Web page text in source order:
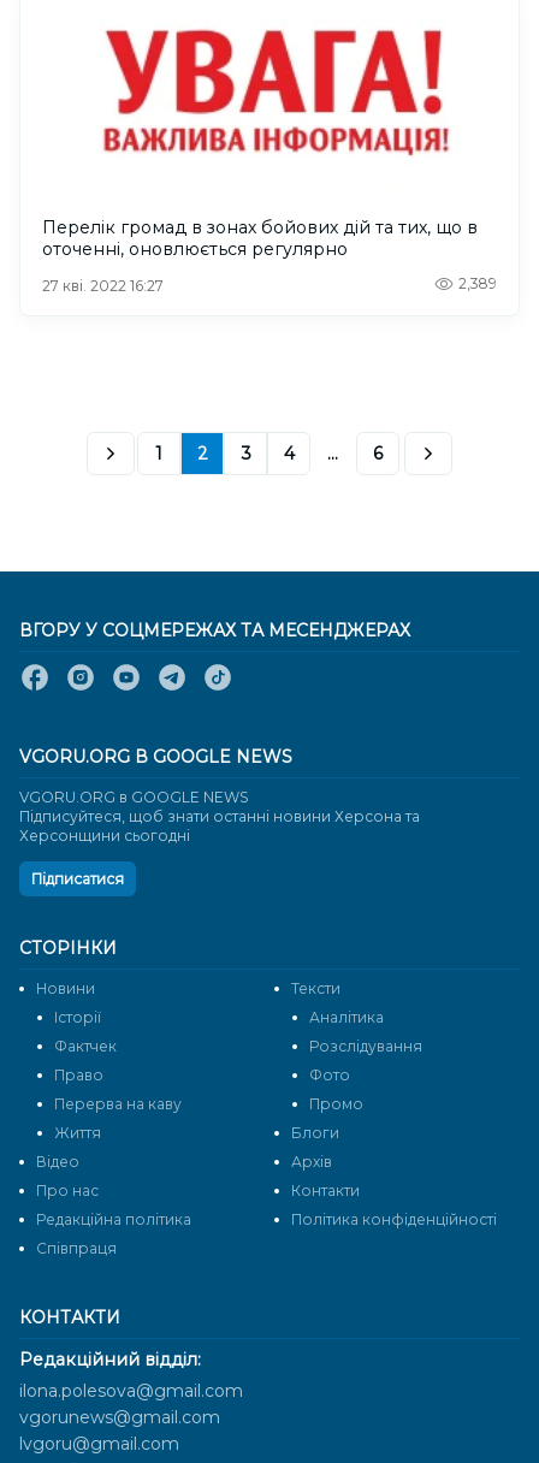
Перелік громад в зонах бойових дій та тих, що в
оточенні, оновлюється регулярно
27 кві. 2022 16:27 2,389
1 2 3 4 ... 6
КОНТАКТИ
Редакційний відділ:
ilona.polesova@gmail.com
vgorunews@gmail.com
lvgoru@gmail.com
СТОРІНКИ
Новини
Тексти
Історії
Аналітика
Фактчек
Розслідування
Право
Фото
Перерва на каву
Промо
Життя
Блоги
Відео
Архів
Про нас
Контакти
Редакційна політика
Політика конфіденційності
Cпівпраця
ВГОРУ У СОЦМЕРЕЖАХ ТА МЕСЕНДЖЕРАХ
VGORU.ORG В GOOGLE NEWS
VGORU.ORG в GOOGLE NEWS
Підписуйтеся, щоб знати останні новини Херсона та
Херсонщини сьогодні
Підписатися